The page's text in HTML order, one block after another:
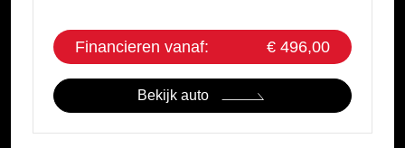
Financieren vanaf: € 496,00
Bekijk auto